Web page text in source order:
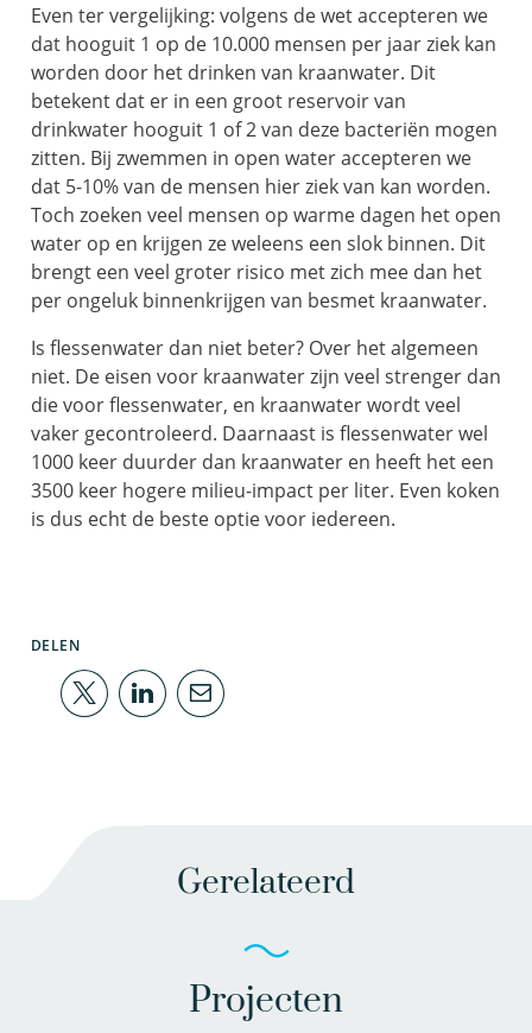
Even ter vergelijking: volgens de wet accepteren we
dat hooguit 1 op de 10.000 mensen per jaar ziek kan
worden door het drinken van kraanwater. Dit
betekent dat er in een groot reservoir van
drinkwater hooguit 1 of 2 van deze bacteriën mogen
zitten. Bij zwemmen in open water accepteren we
dat 5-10% van de mensen hier ziek van kan worden.
Toch zoeken veel mensen op warme dagen het open
water op en krijgen ze weleens een slok binnen. Dit
brengt een veel groter risico met zich mee dan het
per ongeluk binnenkrijgen van besmet kraanwater.
Is flessenwater dan niet beter? Over het algemeen
niet. De eisen voor kraanwater zijn veel strenger dan
die voor flessenwater, en kraanwater wordt veel
vaker gecontroleerd. Daarnaast is flessenwater wel
1000 keer duurder dan kraanwater en heeft het een
3500 keer hogere milieu-impact per liter. Even koken
is dus echt de beste optie voor iedereen.
DELEN
Gerelateerd
Projecten